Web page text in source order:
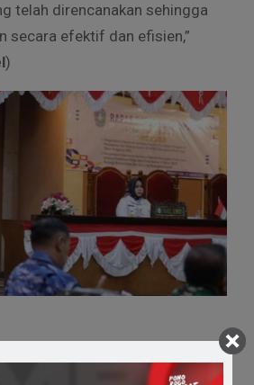
telah direncanakan sehingga
secara efektif dan efisien,”
)